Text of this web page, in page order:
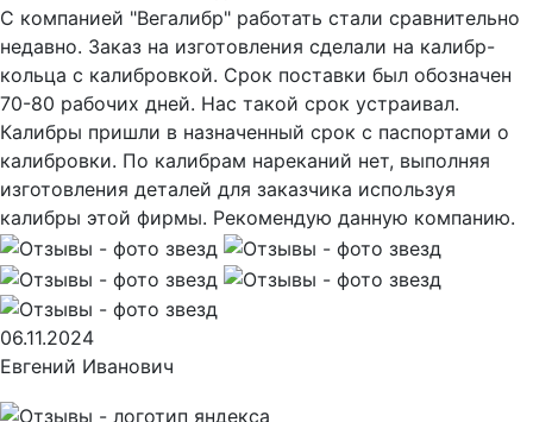
С компанией "Вегалибр" работать стали сравнительно
недавно. Заказ на изготовления сделали на калибр-
кольца с калибровкой. Срок поставки был обозначен
70-80 рабочих дней. Нас такой срок устраивал.
Калибры пришли в назначенный срок с паспортами о
калибровки. По калибрам нареканий нет, выполняя
изготовления деталей для заказчика используя
калибры этой фирмы. Рекомендую данную компанию.
06.11.2024
Евгений Иванович